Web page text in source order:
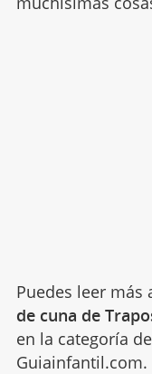
Puedes leer
de cuna de
en la categoría de
Guiainfantil.com.